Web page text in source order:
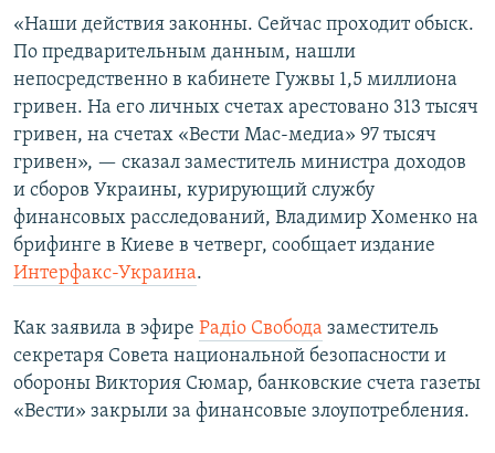
СОВЕТЫ ПРАВОЗАЩИТНИКОВ
ПРОПАВШИЕ БЕЗ ВЕСТИ
ПОБЕДИТЕЛЕЙ НЕ СУДЯТ?
ELIFBE
УКРАИНСКАЯ ПРОБЛЕМА КРЫМА
Українською
Qırımtatar
ПРИСОЕДИНЯЙТЕСЬ!
Все сайты RFE/RL
«Наши действия законны. Сейчас проходит обыск.
По предварительным данным, нашли
непосредственно в кабинете Гужвы 1,5 миллиона
гривен. На его личных счетах арестовано 313 тысяч
гривен, на счетах «Вести Мас-медиа» 97 тысяч
гривен», — сказал заместитель министра доходов
и сборов Украины, курирующий службу
финансовых расследований, Владимир Хоменко на
брифинге в Киеве в четверг, сообщает издание
Интерфакс-Украина.
Как заявила в эфире Радiо Свобода заместитель
секретаря Совета национальной безопасности и
обороны Виктория Сюмар, банковские счета газеты
«Вести» закрыли за финансовые злоупотребления.